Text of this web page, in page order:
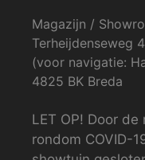
Magazijn /
Terheijdenseweg
(voor navigatie:
4825 BK Breda
LET OP! Door
rondom COVID-